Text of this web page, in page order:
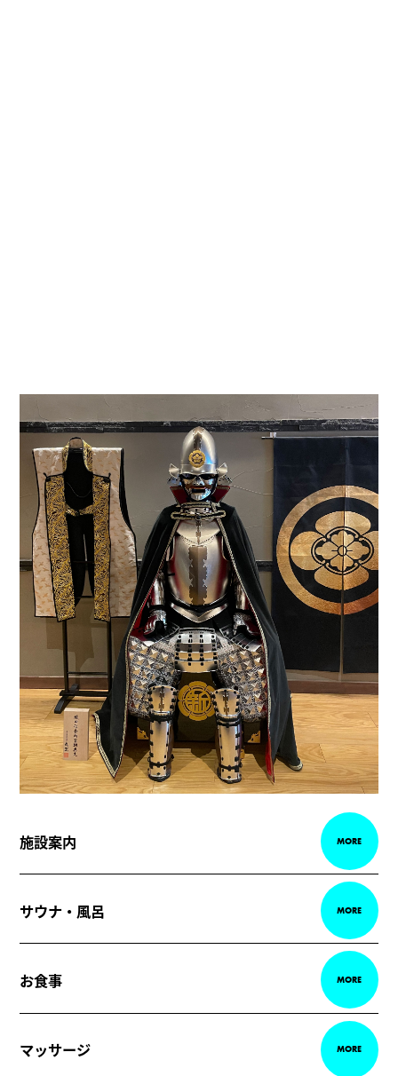
施設案内 MORE
サウナ・風呂 MORE
お食事 MORE
マッサージ MORE